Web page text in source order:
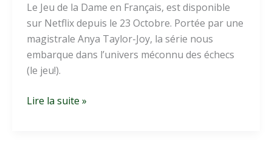
Le Jeu de la Dame en Français, est disponible
sur Netflix depuis le 23 Octobre. Portée par une
magistrale Anya Taylor-Joy, la série nous
embarque dans l’univers méconnu des échecs
(le jeu!).
The
Lire la suite »